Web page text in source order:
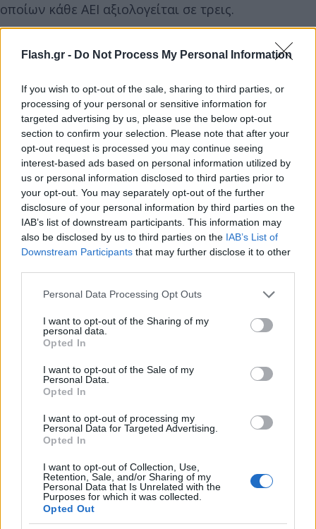
Flash.gr - Do Not Process My Personal Information
If you wish to opt-out of the sale, sharing to third parties, or
processing of your personal or sensitive information for
targeted advertising by us, please use the below opt-out
section to confirm your selection. Please note that after your
opt-out request is processed you may continue seeing
interest-based ads based on personal information utilized by
us or personal information disclosed to third parties prior to
your opt-out. You may separately opt-out of the further
disclosure of your personal information by third parties on the
IAB’s list of downstream participants. This information may
also be disclosed by us to third parties on the IAB’s List of
Downstream Participants that may further disclose it to other
Please note that this website/app uses one or more Google
not limited to your visit or usage behaviour. You may click to
grant or deny consent to Google and its third-party tags to
use your data for below specified purposes in below Google
consent section.
Personal Data Processing Opt Outs
I want to opt-out of the Sharing of my
personal data.
Opted In
I want to opt-out of the Sale of my
Personal Data.
Opted In
I want to opt-out of processing my
Personal Data for Targeted Advertising.
Opted In
I want to opt-out of Collection, Use,
Retention, Sale, and/or Sharing of my
Personal Data that Is Unrelated with the
Purposes for which it was collected.
Opted Out
οποίων κάθε ΑΕΙ αξιολογείται σε τρεις.